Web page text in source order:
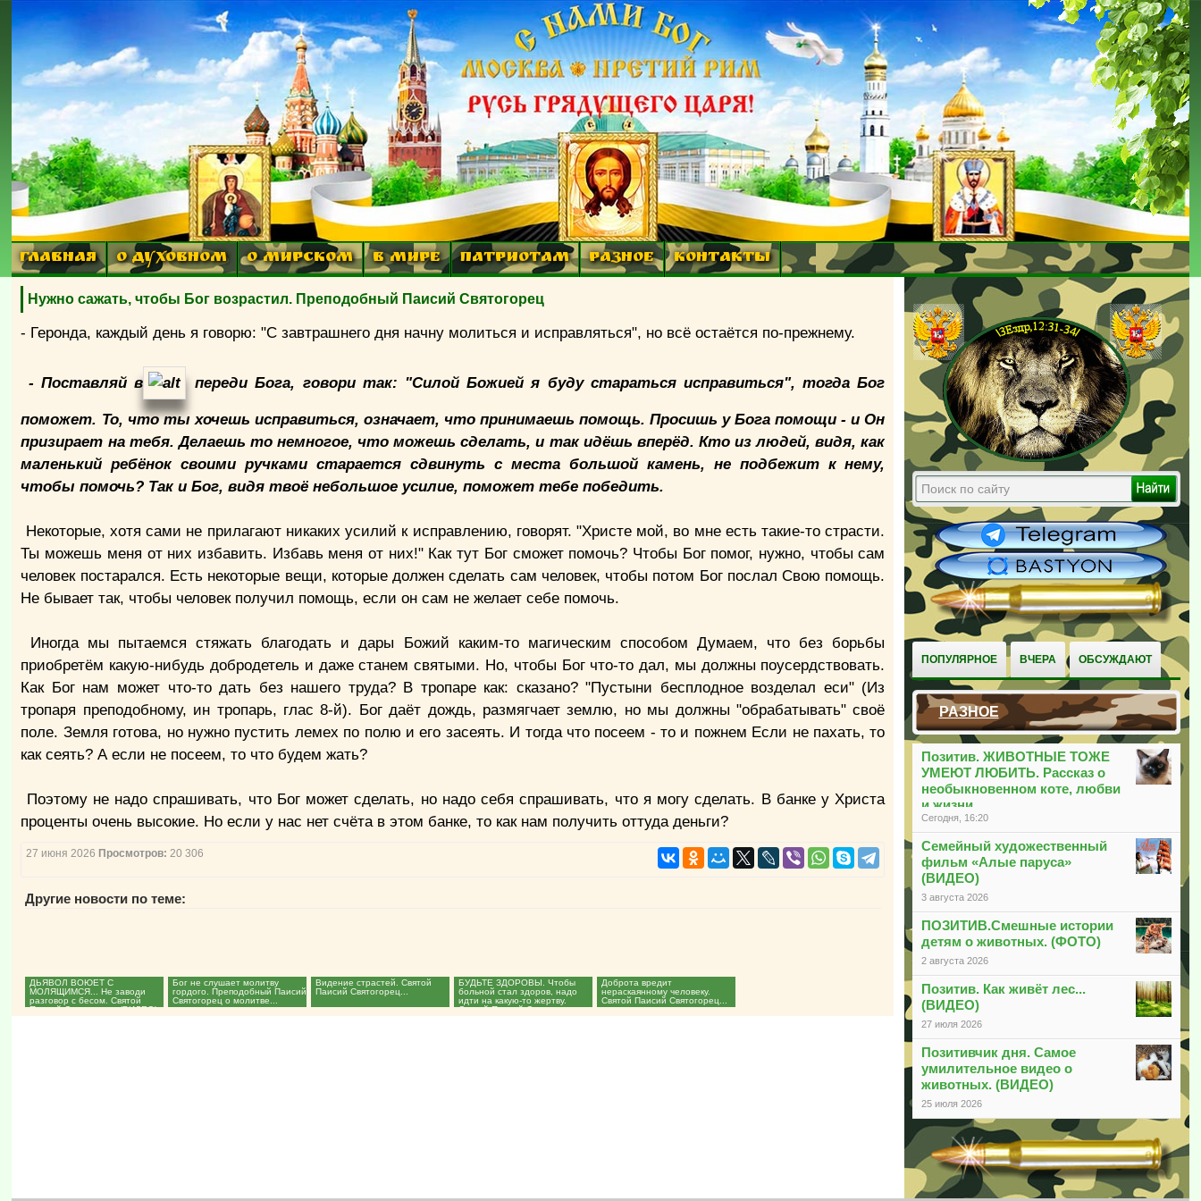
ГЛАВНАЯ О ДУХОВНОМ О МИРСКОМ В МИРЕ ПАТРИОТАМ РАЗНОЕ КОНТАКТЫ
ПОПУЛЯРНОЕ ВЧЕРА ОБСУЖДАЮТ
РАЗНОЕ
Позитив. ЖИВОТНЫЕ ТОЖЕ
УМЕЮТ ЛЮБИТЬ. Рассказ о
необыкновенном коте, любви
и жизни
Сегодня, 16:20
Семейный художественный
фильм «Алые паруса»
(ВИДЕО)
3 августа 2026
ПОЗИТИВ.Смешные истории
детям о животных. (ФОТО)
2 августа 2026
Позитив. Как живёт лес...
(ВИДЕО)
27 июля 2026
Позитивчик дня. Самое
умилительное видео о
животных. (ВИДЕО)
25 июля 2026
Нужно сажать, чтобы Бог возрастил. Преподобный Паисий Святогорец
- Геронда, каждый день я говорю: "С завтрашнего дня начну молиться и исправляться", но всё остаётся по-прежнему.
- Поставляй в переди Бога, говори так: "Силой Божией я буду стараться исправиться", тогда Бог
поможет. То, что ты хочешь исправиться, означает, что принимаешь помощь. Просишь у Бога помощи - и Он
призирает на тебя. Делаешь то немногое, что можешь сделать, и так идёшь вперёд. Кто из людей, видя, как
маленький ребёнок своими ручками старается сдвинуть с места большой камень, не подбежит к нему,
чтобы помочь? Так и Бог, видя твоё небольшое усилие, поможет тебе победить.
Некоторые, хотя сами не прилагают никаких усилий к исправлению, говорят. "Христе мой, во мне есть такие-то страсти.
Ты можешь меня от них избавить. Избавь меня от них!" Как тут Бог сможет помочь? Чтобы Бог помог, нужно, чтобы сам
человек постарался. Есть некоторые вещи, которые должен сделать сам человек, чтобы потом Бог послал Свою помощь.
Не бывает так, чтобы человек получил помощь, если он сам не желает себе помочь.
Иногда мы пытаемся стяжать благодать и дары Божий каким-то магическим способом Думаем, что без борьбы
приобретём какую-нибудь добродетель и даже станем святыми. Но, чтобы Бог что-то дал, мы должны поусердствовать.
Как Бог нам может что-то дать без нашего труда? В тропаре как: сказано? "Пустыни бесплодное возделал еси" (Из
тропаря преподобному, ин тропарь, глас 8-й). Бог даёт дождь, размягчает землю, но мы должны "обрабатывать" своё
поле. Земля готова, но нужно пустить лемех по полю и его засеять. И тогда что посеем - то и пожнем Если не пахать, то
как сеять? А если не посеем, то что будем жать?
Поэтому не надо спрашивать, что Бог может сделать, но надо себя спрашивать, что я могу сделать. В банке у Христа
проценты очень высокие. Но если у нас нет счёта в этом банке, то как нам получить оттуда деньги?
27 июня 2026 Просмотров: 20 306
Другие новости по теме:
ДЬЯВОЛ ВОЮЕТ С
МОЛЯЩИМСЯ... Не заводи
разговор с бесом. Святой
Паисий Святогорец. (ВИДЕО)...
Бог не слушает молитву
гордого. Преподобный Паисий
Святогорец о молитве...
Видение страстей. Святой
Паисий Святогорец...
БУДЬТЕ ЗДОРОВЫ. Чтобы
больной стал здоров, надо
идти на какую-то жертву.
Святой Паисий Святогорец...
Доброта вредит
нераскаянному человеку.
Святой Паисий Святогорец...